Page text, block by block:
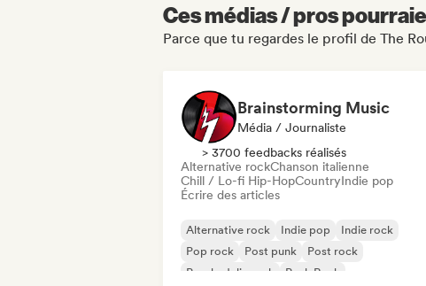
Ces médias / pros
Parce que tu regardes le profil de The
Brainstorming Music
Média / Journaliste
> 3700 feedbacks réalisés
Alternative rockChanson italienne
Chill / Lo-fi Hip-HopCountryIndie pop
Écrire des articles
Alternative rock Indie pop
Indie rock
Pop rock
Post punk
Post rock
Psychedelic rock
Punk Rock